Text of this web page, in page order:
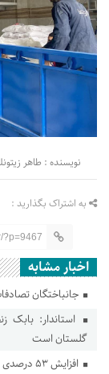
نویسنده : طاهر
به اشتراک بگذارید :
?p=9467
اخبار مشابه
جانباختگان تصادفات
گلستان است
افزایش ۵۳ درصدی بارندگی‌ها در گلستان